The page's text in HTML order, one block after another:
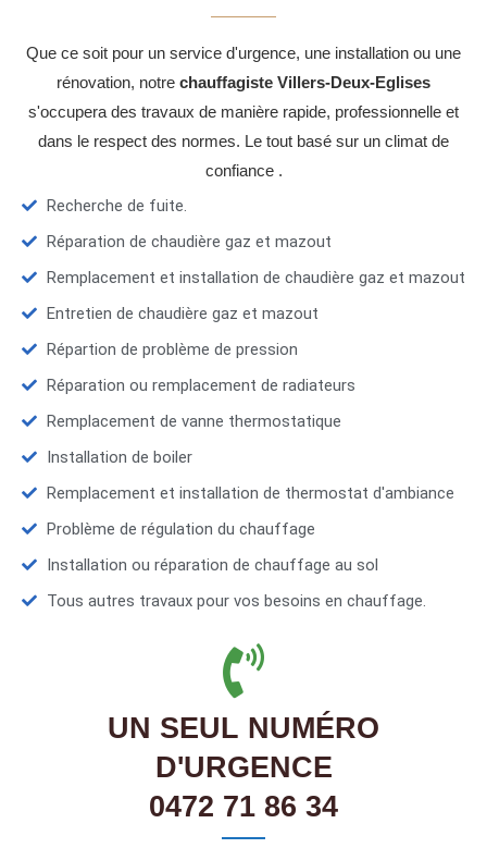
Que ce soit pour un service d'urgence, une installation ou une
rénovation, notre chauffagiste Villers-Deux-Eglises
s'occupera des travaux de manière rapide, professionnelle et
dans le respect des normes. Le tout basé sur un climat de
confiance .
Recherche de fuite.
Réparation de chaudière gaz et mazout
Remplacement et installation de chaudière gaz et mazout
Entretien de chaudière gaz et mazout
Répartion de problème de pression
Réparation ou remplacement de radiateurs
Remplacement de vanne thermostatique
Installation de boiler
Remplacement et installation de thermostat d'ambiance
Problème de régulation du chauffage
Installation ou réparation de chauffage au sol
Tous autres travaux pour vos besoins en chauffage.
UN SEUL NUMÉRO
D'URGENCE
0472 71 86 34